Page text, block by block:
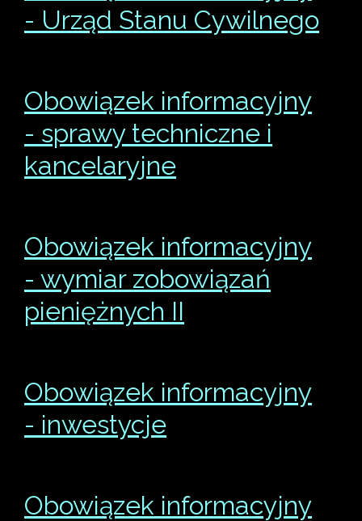
- Urząd Stanu Cywilnego
Obowiązek informacyjny
- sprawy techniczne i
kancelaryjne
Obowiązek informacyjny
- wymiar zobowiązań
pieniężnych II
Obowiązek informacyjny
- inwestycje
Obowiązek informacyjny